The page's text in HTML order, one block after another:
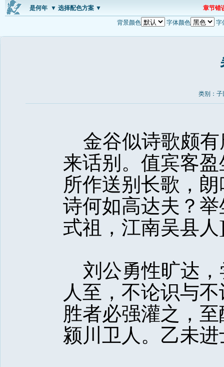
是何年 ▼ 选择配色方案 ▼ 章节错
背景颜色 字体颜色 字
类别：子
金谷似诗歌颇有
来话别。值宾客
所作送别长歌，
诗何如高达夫？
式祖，江南吴县人
刘公勇性旷达，
人至，不论识与
胜者必强灌之，
颍川卫人。乙未